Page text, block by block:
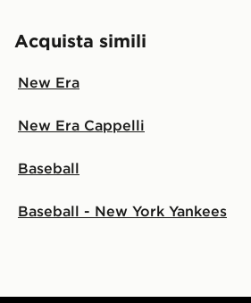
Acquista simili
New Era
New Era Cappelli
Baseball
Baseball - New York Yankees